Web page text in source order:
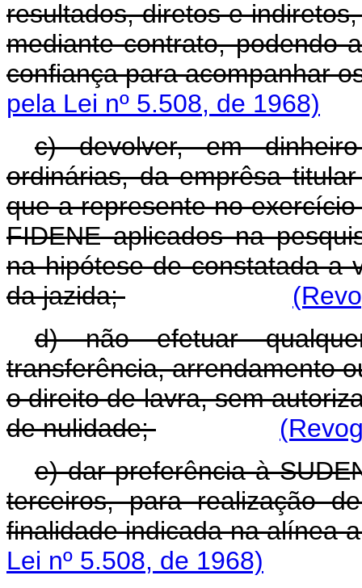
resultados, diretos e
mediante contrato, podendo
confiança para acompanhar
pela Lei nº 5.508, de 1968)
c) devolver, em
ordinárias, da emprêsa
que a represente no
FIDENE aplicados na
na hipótese de constatada a
da jazida;
d) não efetuar
transferência, arrendamento
o direito de lavra, sem
de nulidade;
e) dar preferência à
terceiros, para realização
finalidade indicada na alínea
Lei nº 5.508, de 1968)